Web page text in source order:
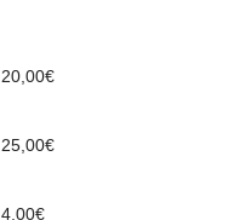
20,00€
25,00€
4,00€